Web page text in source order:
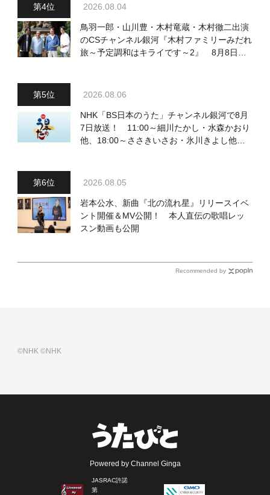
2026.08.04
鳥羽一郎・山川豊・木村竜蔵・木村徹二出演
のCSチャンネル銀河『木村ファミリーみだれ
旅～予定調和はキライです～2』 8月8日
2026.08.06
NHK「BS日本のうた」チャンネル銀河で8月
7日放送！ 11:00～細川たかし・水森かおり
他、18:00～ささきいさお・氷川きよし他登
2026.08.05
岩本公水、新曲『北の流れ星』リリースイベ
ント開催＆MV公開！ 本人直伝の歌唱レッ
スン動画も公開
Recommended by
©NHK©NHK
Powered by Channel Ginga
JASRAC許諾
第